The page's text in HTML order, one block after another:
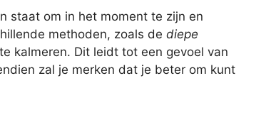
staat om in het moment te zijn en
methoden, zoals de diepe
kalmeren. Dit leidt tot een gevoel van
zal je merken dat je beter om kunt